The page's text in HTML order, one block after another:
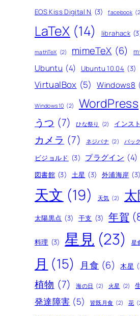
EOS Kiss Digital N (3) facebook
LaTeX (14) librahack
mathTeX (2) mimeTeX (6)
Ubuntu (4) Ubuntu 10.04 (3)
VirtualBox (5) Windows8
Windows10 (2) WordPress
うつ (7) ひな祭り (2) インス
カメラ (7) ネジバナ (2) バッ
ビジョルド (3) プラグイン (4)
図書館 (3) 土星 (3) 外浦海岸 (3)
天文 (19) 天気 (2)
太陽黒点 (3) 干支 (3) 年賀
料理 (3) 星見 (23) 星
月 (15) 月食 (6) 木星
植物 (7) 海の日 (2) 火星 (2)
発達障害 (5) 皆既月食 (2) 花